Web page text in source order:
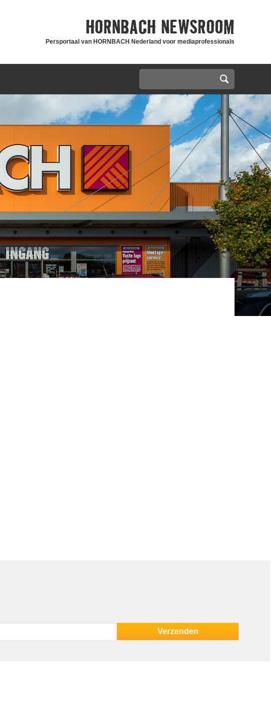
HORNBACH NEWSROOM
Persportaal van HORNBACH Nederland voor mediaprofessionals